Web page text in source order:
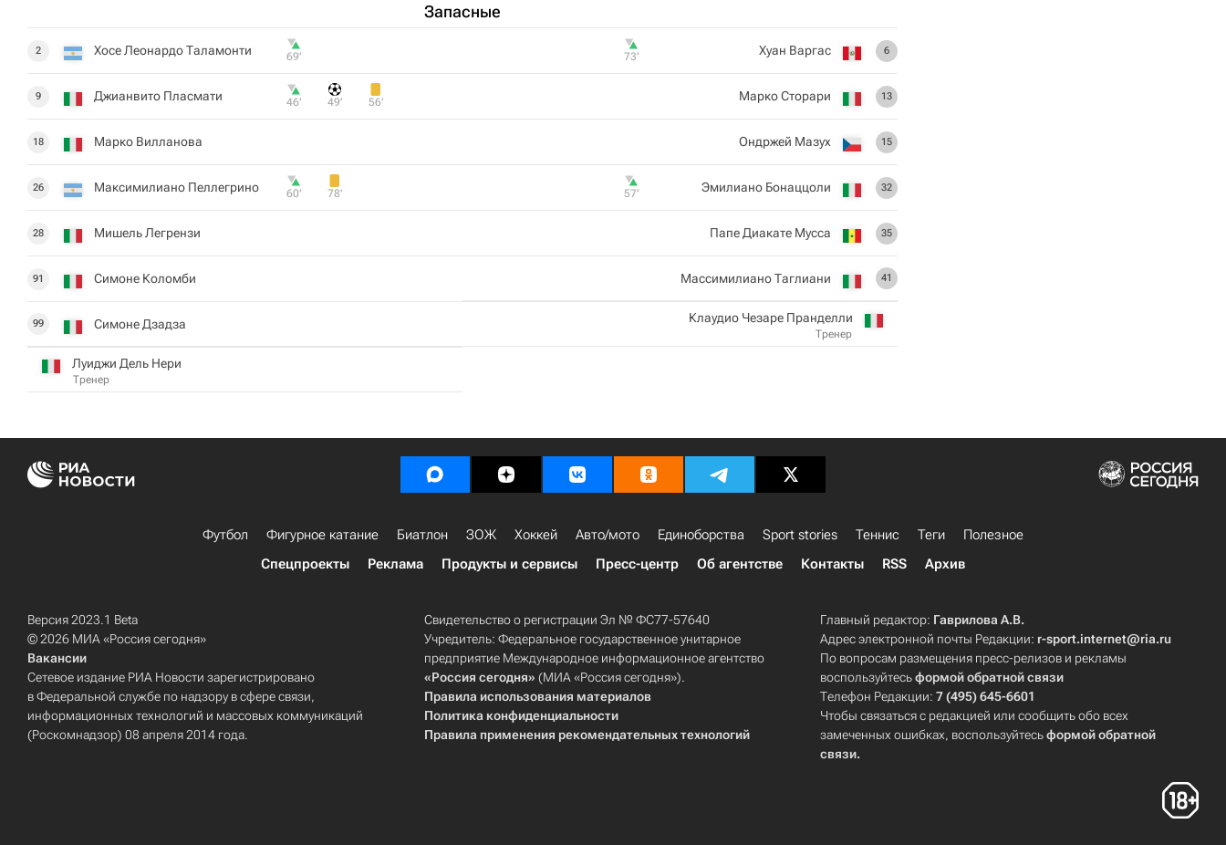
Запасные
2 Хосе Леонардо Таламонти 69‎’‎
9 Джианвито Пласмати 46‎’‎ 49‎’‎ 56‎’‎
18 Марко Вилланова
26 Максимилиано Пеллегрино 60‎’‎ 78‎’‎
28 Мишель Легрензи
91 Симоне Коломби
99 Симоне Дзадза
Луиджи Дель Нери
Тренер
6
Хуан Варгас
73‎’‎
13
Марко Сторари
15
Ондржей Мазух
32
Эмилиано Бонаццоли
57‎’‎
35
Папе Диакате Мусса
41
Массимилиано Таглиани
Клаудио Чезаре Пранделли
Тренер
Футбол Фигурное катание Биатлон ЗОЖ Хоккей Авто/мото Единоборства Sport stories Теннис Теги
Полезное
Спецпроекты
Реклама Продукты и сервисы Пресс-центр Об агентстве Контакты RSS Архив
Версия 2023.1 Beta
© 2026 МИА «Россия сегодня»
Вакансии
Сетевое издание РИА Новости зарегистрировано
в Федеральной службе по надзору в сфере связи,
информационных технологий и массовых коммуникаций
(Роскомнадзор) 08 апреля 2014 года.
Свидетельство о регистрации Эл № ФС77-57640
Учредитель: Федеральное государственное унитарное
предприятие Международное информационное агентство
«Россия сегодня» (МИА «Россия сегодня»).
Правила использования материалов
Политика конфиденциальности
Правила применения рекомендательных технологий
Главный редактор: Гаврилова А.В.
Адрес электронной почты Редакции: r-sport.internet@ria.ru
По вопросам размещения пресс-релизов и рекламы
воспользуйтесьформой обратной связи
Телефон Редакции:7 (495) 645-6601
Чтобы связаться с редакцией или сообщить обо всех
замеченных ошибках, воспользуйтесьформой обратной
связи.